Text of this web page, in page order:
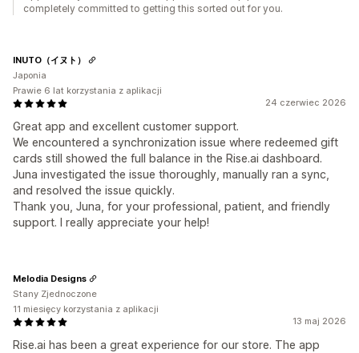
completely committed to getting this sorted out for you.
24 czerwiec 2026
Great app and excellent customer support.
We encountered a synchronization issue where redeemed gift
cards still showed the full balance in the Rise.ai dashboard.
Juna investigated the issue thoroughly, manually ran a sync,
and resolved the issue quickly.
Thank you, Juna, for your professional, patient, and friendly
support. I really appreciate your help!
INUTO（イヌト）
Japonia
Prawie 6 lat korzystania z aplikacji
13 maj 2026
Rise.ai has been a great experience for our store. The app
Melodia Designs
Stany Zjednoczone
11 miesięcy korzystania z aplikacji